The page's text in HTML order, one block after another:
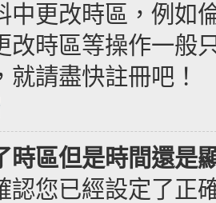
中更改時區，例如
改時區等操作一般
就請盡快註冊吧！
時區但是時間還是
認您已經設定了正